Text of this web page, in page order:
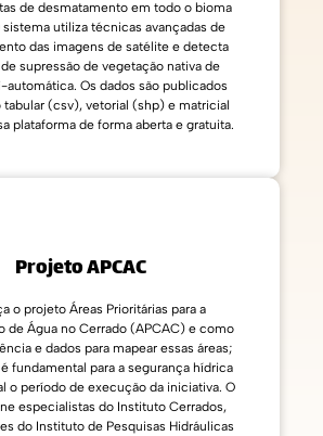
de desmatamento em todo o bioma
sistema utiliza técnicas avançadas de
das imagens de satélite e detecta
supressão de vegetação nativa de
automática. Os dados são publicados
(csv), vetorial (shp) e matricial
plataforma de forma aberta e gratuita.
Projeto APCAC
o projeto Áreas Prioritárias para a
de Água no Cerrado (APCAC) e como
e dados para mapear essas áreas;
fundamental para a segurança hídrica
o período de execução da iniciativa. O
especialistas do Instituto Cerrados,
do Instituto de Pesquisas Hidráulicas